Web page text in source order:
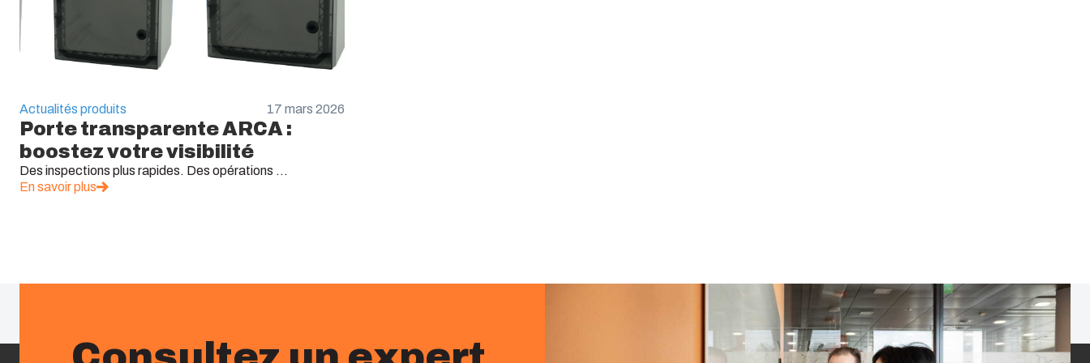
Actualités produits 17 mars 2026
Porte transparente ARCA :
boostez votre visibilité
Des inspections plus rapides. Des opérations ...
En savoir plus